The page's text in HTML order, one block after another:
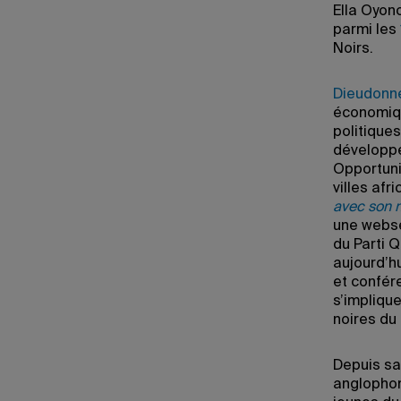
Ella
parmi les
Noirs.
villes
avec son
une
du Parti
et
noires
Depuis